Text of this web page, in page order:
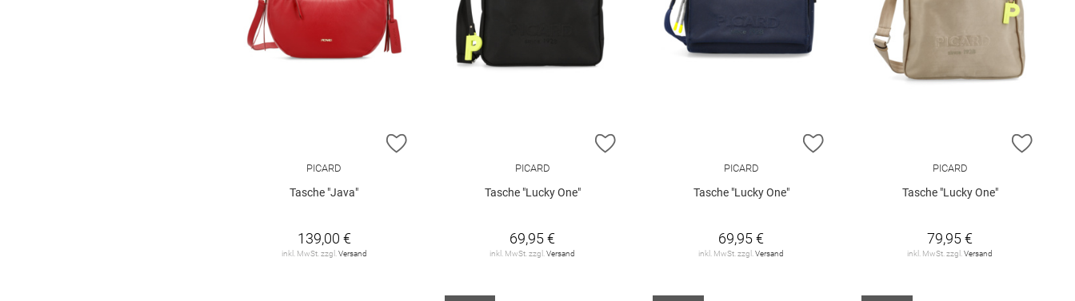
ZUR WUNSCHLISTE HINZUFÜGEN
PICARD
Tasche "Java"
139,00 €
inkl. MwSt. zzgl. Versand
ZUR WUNSCHLISTE HINZUFÜGEN
PICARD
Tasche "Lucky One"
69,95 €
inkl. MwSt. zzgl.Versand
PICARD
Tasche "Lucky One"
69,95 €
inkl. MwSt. zzgl.Versand
ZUR
PICARD
Tasche "Lucky One"
79,95 €
inkl. MwSt. zzgl.Versand